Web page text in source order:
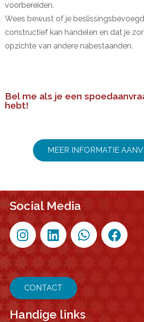
voorbereiden.
Wees bewust of je
constructief kan handelen en dat je
opzichte van andere nabestaanden.
Bel me als je een
hebt!
MEER INFORMATIE
Social Media
CONTACT
Handige links